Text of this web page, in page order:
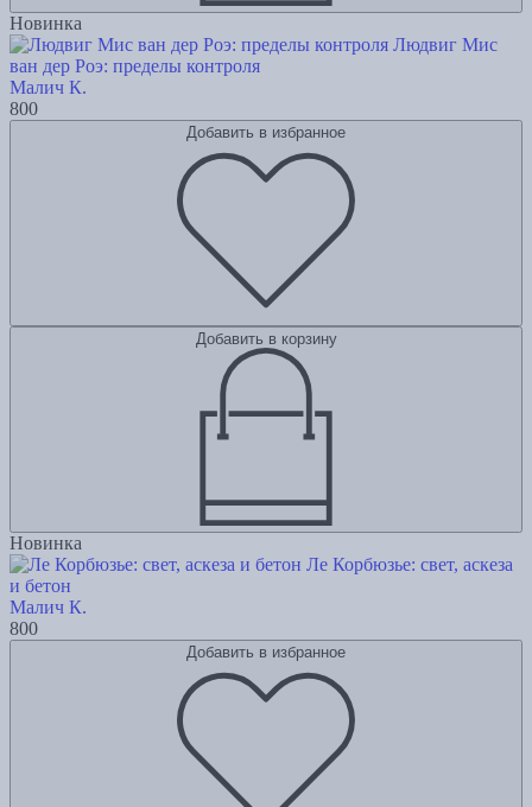
Новинка
Людвиг Мис
ван дер Роэ: пределы контроля
Малич К.
800
Добавить в избранное
Добавить в корзину
Новинка
Ле Корбюзье: свет, аскеза
и бетон
Малич К.
800
Добавить в избранное